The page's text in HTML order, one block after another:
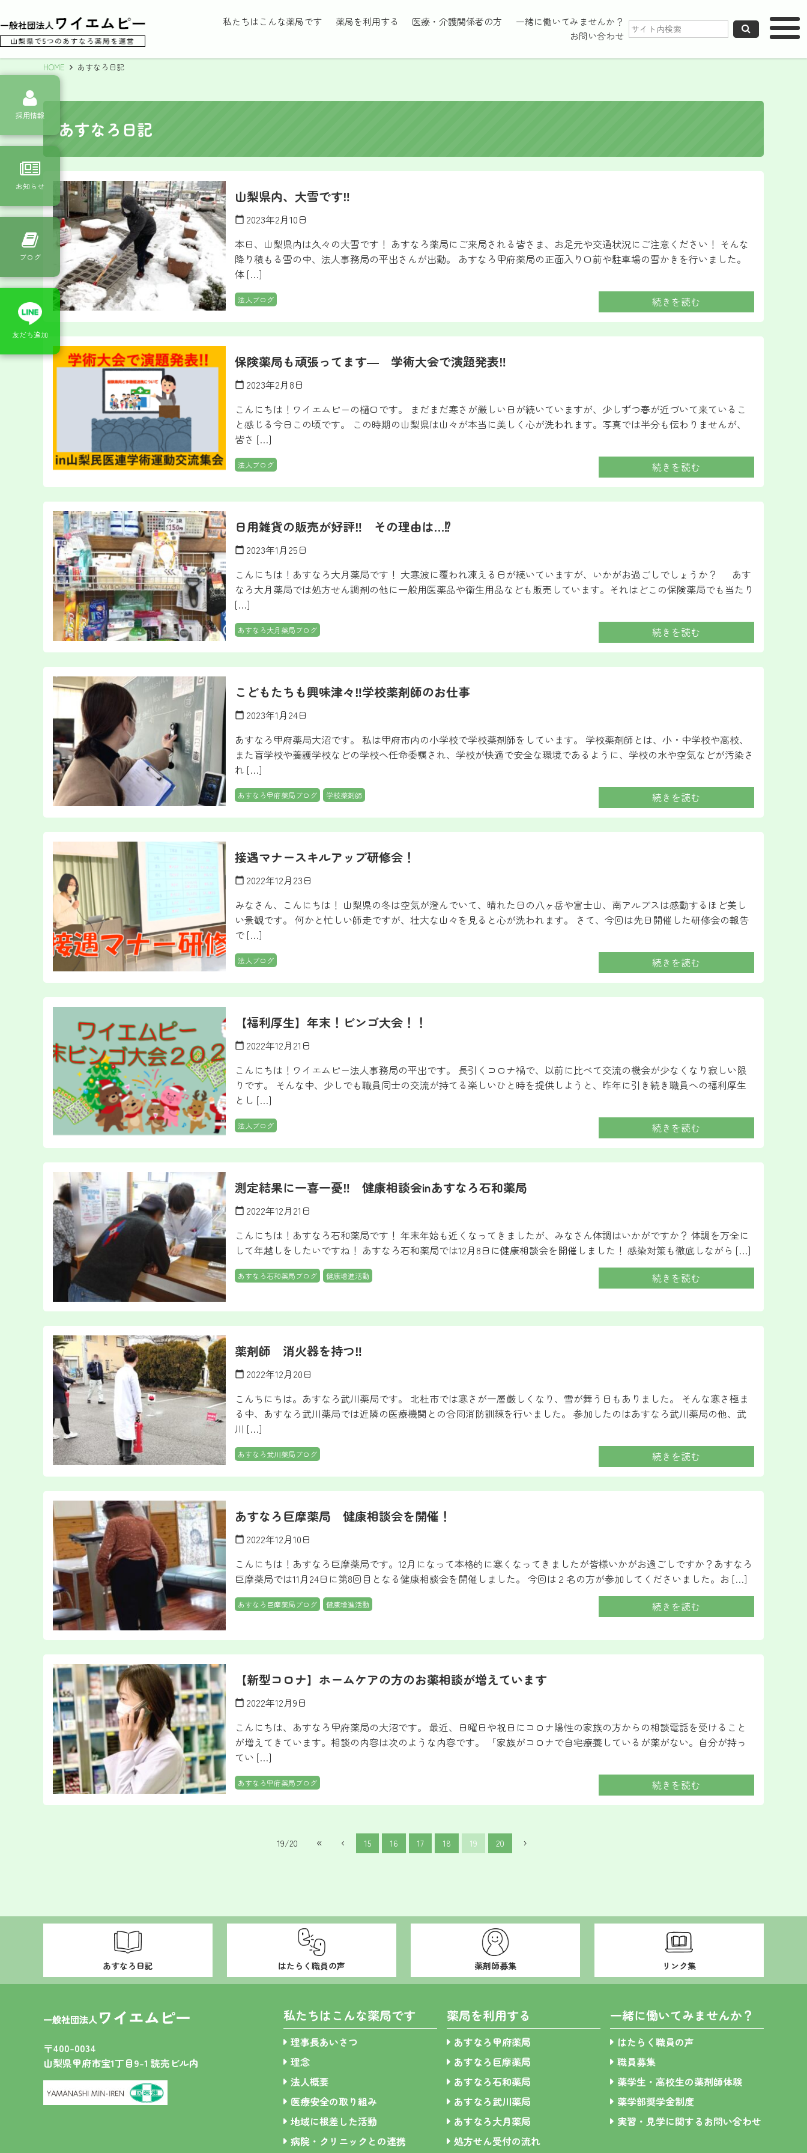
私たちはこんな薬局です 薬局を利用する 医療・介護関係者の方
一緒に働いてみませんか？
お問い合わせ
メニュー
HOME あすなろ日記
あすなろ日記
山梨県内、大雪です‼
calendar_today 2023年2月10日
本日、山梨県内は久々の大雪です！ あすなろ薬局にご来局される皆さま、お足元や交通状況にご注意ください！ そんな
降り積もる雪の中、法人事務局の平出さんが出動。 あすなろ甲府薬局の正面入り口前や駐車場の雪かきを行いました。
体 […]
法人ブログ 続きを読む
保険薬局も頑張ってます― 学術大会で演題発表‼
calendar_today 2023年2月8日
こんにちは！ワイエムピーの樋口です。 まだまだ寒さが厳しい日が続いていますが、少しずつ春が近づいて来ているこ
と感じる今日この頃です。 この時期の山梨県は山々が本当に美しく心が洗われます。写真では半分も伝わりませんが、
皆さ […]
法人ブログ 続きを読む
日用雑貨の販売が好評‼ その理由は…⁉
calendar_today 2023年1月25日
こんにちは！あすなろ大月薬局です！ 大寒波に覆われ凍える日が続いていますが、いかがお過ごしでしょうか？ あす
なろ大月薬局では処方せん調剤の他に一般用医薬品や衛生用品なども販売しています。それはどこの保険薬局でも当たり
[…]
あすなろ大月薬局ブログ 続きを読む
こどもたちも興味津々‼学校薬剤師のお仕事
calendar_today 2023年1月24日
あすなろ甲府薬局大沼です。 私は甲府市内の小学校で学校薬剤師をしています。 学校薬剤師とは、小・中学校や高校、
また盲学校や養護学校などの学校へ任命委嘱され、学校が快適で安全な環境であるように、学校の水や空気などが汚染さ
れ […]
あすなろ甲府薬局ブログ 学校薬剤師 続きを読む
接遇マナースキルアップ研修会！
calendar_today 2022年12月23日
みなさん、こんにちは！ 山梨県の冬は空気が澄んでいて、晴れた日の八ヶ岳や富士山、南アルプスは感動するほど美し
い景観です。 何かと忙しい師走ですが、壮大な山々を見ると心が洗われます。 さて、今回は先日開催した研修会の報告
で […]
法人ブログ 続きを読む
【福利厚生】年末！ビンゴ大会！！
calendar_today 2022年12月21日
こんにちは！ワイエムピー法人事務局の平出です。 長引くコロナ禍で、以前に比べて交流の機会が少なくなり寂しい限
りです。 そんな中、少しでも職員同士の交流が持てる楽しいひと時を提供しようと、昨年に引き続き職員への福利厚生
とし […]
法人ブログ 続きを読む
測定結果に一喜一憂‼ 健康相談会inあすなろ石和薬局
calendar_today 2022年12月21日
こんにちは！あすなろ石和薬局です！ 年末年始も近くなってきましたが、みなさん体調はいかがですか？ 体調を万全に
して年越しをしたいですね！ あすなろ石和薬局では12月8日に健康相談会を開催しました！ 感染対策も徹底しながら […]
あすなろ石和薬局ブログ 健康増進活動 続きを読む
薬剤師 消火器を持つ‼
calendar_today 2022年12月20日
こんちにちは。あすなろ武川薬局です。 北杜市では寒さが一層厳しくなり、雪が舞う日もありました。 そんな寒さ極ま
る中、あすなろ武川薬局では近隣の医療機関との合同消防訓練を行いました。 参加したのはあすなろ武川薬局の他、武
川 […]
あすなろ武川薬局ブログ 続きを読む
あすなろ巨摩薬局 健康相談会を開催！
calendar_today 2022年12月10日
こんにちは！あすなろ巨摩薬局です。12月になって本格的に寒くなってきましたが皆様いかがお過ごしですか？あすなろ
巨摩薬局では11月24日に第8回目となる健康相談会を開催しました。 今回は２名の方が参加してくださいました。お […]
あすなろ巨摩薬局ブログ 健康増進活動 続きを読む
【新型コロナ】ホームケアの方のお薬相談が増えています
calendar_today 2022年12月9日
こんにちは、あすなろ甲府薬局の大沼です。 最近、日曜日や祝日にコロナ陽性の家族の方からの相談電話を受けること
が増えてきています。相談の内容は次のような内容です。 「家族がコロナで自宅療養しているが薬がない。自分が持っ
てい […]
あすなろ甲府薬局ブログ 続きを読む
19/20 « ‹ 15 16 17 18 19 20 ›
採用情報
お知らせ
ブログ
友だち追加
あすなろ日記 はたらく職員の声 薬剤師募集 リンク集
〒400-0034
山梨県甲府市宝1丁目9-1 読売ビル内
私たちはこんな薬局です
理事長あいさつ
理念
法人概要
医療安全の取り組み
地域に根差した活動
病院・クリニックとの連携
薬局を利用する
あすなろ甲府薬局
あすなろ巨摩薬局
あすなろ石和薬局
あすなろ武川薬局
あすなろ大月薬局
処方せん受付の流れ
一緒に働いてみませんか？
はたらく職員の声
職員募集
薬学生・高校生の薬剤師体験
薬学部奨学金制度
実習・見学に関するお問い合わせ